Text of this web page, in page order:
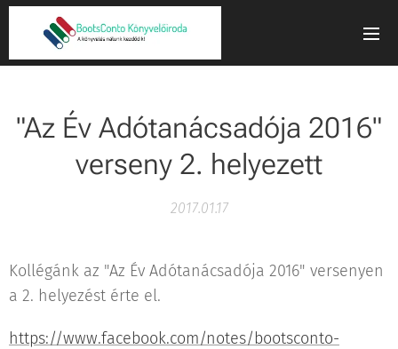
"Az Év Adótanácsadója 2016"
verseny 2. helyezett
2017.01.17
Kollégánk az "Az Év Adótanácsadója 2016" versenyen
a 2. helyezést érte el.
https://www.facebook.com/notes/bootsconto-